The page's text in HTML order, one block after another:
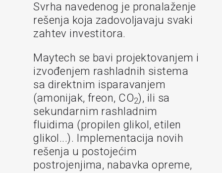
Svrha navedenog je pronalaženje
rešenja koja zadovoljavaju svaki
zahtev investitora.
Maytech se bavi projektovanjem i
izvođenjem rashladnih sistema
sa direktnim isparavanjem
(amonijak, freon, CO2), ili sa
sekundarnim rashladnim
fluidima (propilen glikol, etilen
glikol...). Implementacija novih
rešenja u postojećim
postrojenjima, nabavka opreme,